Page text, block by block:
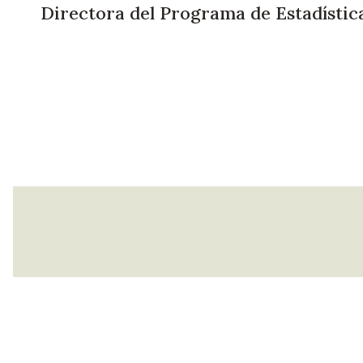
Directora del Programa de